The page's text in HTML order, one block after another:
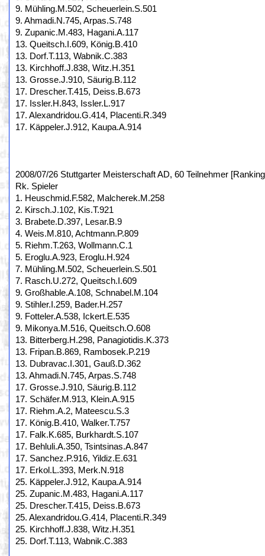
9. Mühling.M.502, Scheuerlein.S.501
9. Ahmadi.N.745, Arpas.S.748
9. Zupanic.M.483, Hagani.A.117
13. Queitsch.I.609, König.B.410
13. Dorf.T.113, Wabnik.C.383
13. Kirchhoff.J.838, Witz.H.351
13. Grosse.J.910, Säurig.B.112
17. Drescher.T.415, Deiss.B.673
17. Issler.H.843, Issler.L.917
17. Alexandridou.G.414, Placenti.R.349
17. Käppeler.J.912, Kaupa.A.914
2008/07/26 Stuttgarter Meisterschaft AD, 60 Teilnehmer
Rk. Spieler
1. Heuschmid.F.582, Malcherek.M.258
2. Kirsch.J.102, Kis.T.921
3. Brabete.D.397, Lesar.B.9
4. Weis.M.810, Achtmann.P.809
5. Riehm.T.263, Wollmann.C.1
5. Eroglu.A.923, Eroglu.H.924
7. Mühling.M.502, Scheuerlein.S.501
7. Rasch.U.272, Queitsch.I.609
9. Großhable.A.108, Schnabel.M.104
9. Stihler.I.259, Bader.H.257
9. Fotteler.A.538, Ickert.E.535
9. Mikonya.M.516, Queitsch.O.608
13. Bitterberg.H.298, Panagiotidis.K.373
13. Fripan.B.869, Rambosek.P.219
13. Dubravac.I.301, Gauß.D.362
13. Ahmadi.N.745, Arpas.S.748
17. Grosse.J.910, Säurig.B.112
17. Schäfer.M.913, Klein.A.915
17. Riehm.A.2, Mateescu.S.3
17. König.B.410, Walker.T.757
17. Falk.K.685, Burkhardt.S.107
17. Behluli.A.350, Tsintsinas.A.847
17. Sanchez.P.916, Yildiz.E.631
17. Erkol.L.393, Merk.N.918
25. Käppeler.J.912, Kaupa.A.914
25. Zupanic.M.483, Hagani.A.117
25. Drescher.T.415, Deiss.B.673
25. Alexandridou.G.414, Placenti.R.349
25. Kirchhoff.J.838, Witz.H.351
25. Dorf.T.113, Wabnik.C.383